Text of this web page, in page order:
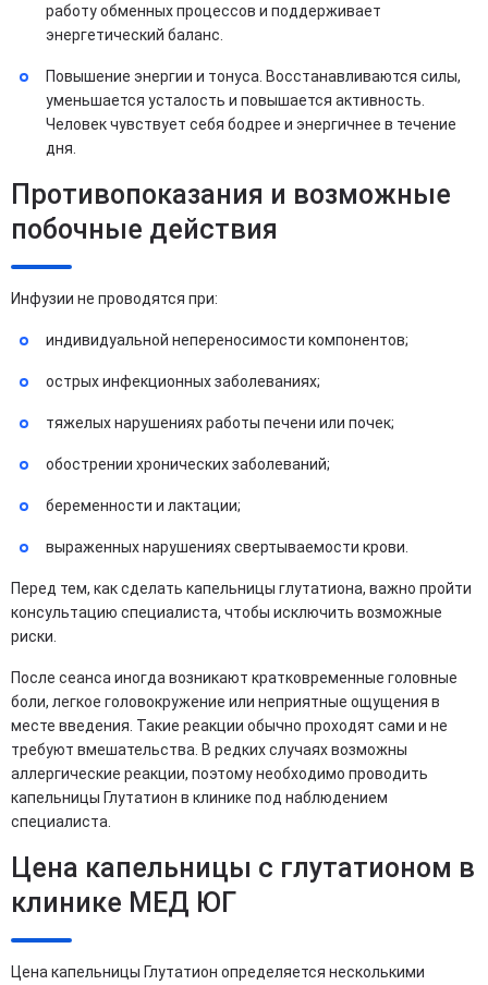
работу обменных процессов и поддерживает
энергетический баланс.
Повышение энергии и тонуса. Восстанавливаются силы,
уменьшается усталость и повышается активность.
Человек чувствует себя бодрее и энергичнее в течение
дня.
Противопоказания и возможные
побочные действия
Инфузии не проводятся при:
индивидуальной непереносимости компонентов;
острых инфекционных заболеваниях;
тяжелых нарушениях работы печени или почек;
обострении хронических заболеваний;
беременности и лактации;
выраженных нарушениях свертываемости крови.
Перед тем, как сделать капельницы глутатиона, важно пройти
консультацию специалиста, чтобы исключить возможные
риски.
После сеанса иногда возникают кратковременные головные
боли, легкое головокружение или неприятные ощущения в
месте введения. Такие реакции обычно проходят сами и не
требуют вмешательства. В редких случаях возможны
аллергические реакции, поэтому необходимо проводить
капельницы Глутатион в клинике под наблюдением
специалиста.
Цена капельницы с глутатионом в
клинике МЕД ЮГ
Цена капельницы Глутатион определяется несколькими